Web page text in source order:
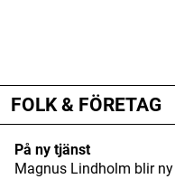
FOLK & FÖRETAG
På ny tjänst
Magnus Lindholm blir